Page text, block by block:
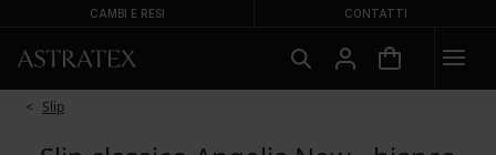
CAMBI E RESI CONTATTI
Slip